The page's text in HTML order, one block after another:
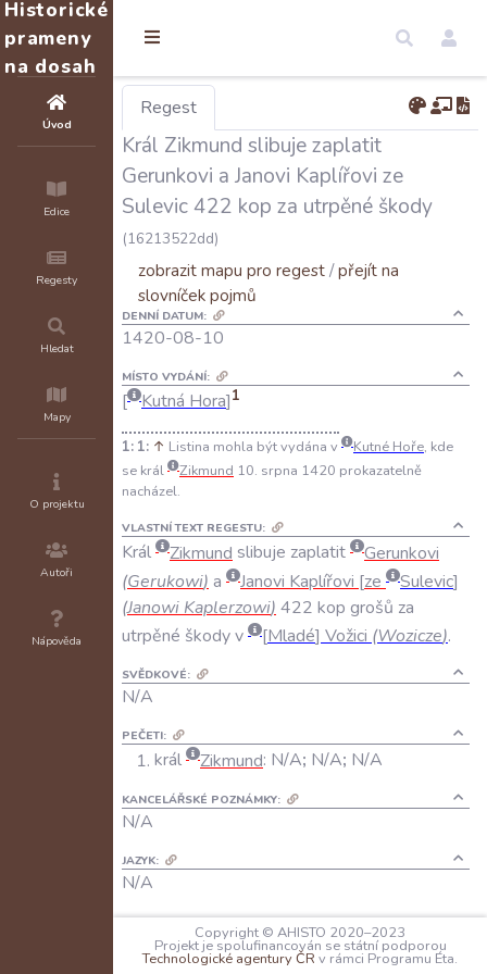
Historické
prameny
na dosah
Úvod
Edice
Regesty
Hledat
Mapy
O projektu
Autoři
Nápověda
Regest
Král Zikmund slibuje zaplatit
Gerunkovi a Janovi Kaplířovi ze
Sulevic 422 kop za utrpěné škody
(16213522dd)
zobrazit mapu pro regest/přejít na
slovníček pojmů
DENNÍ DATUM:
1420-08-10
MÍSTO VYDÁNÍ:
Kutná Hora 1
1: ↑ Listina mohla být vydána v Kutné Hoře, kde
se král
Zikmund 10. srpna 1420 prokazatelně
nacházel.
VLASTNÍ TEXT REGESTU:
Král Zikmund slibuje zaplatit
Gerunkovi
(Gerukowi) a Janovi Kaplířovi ze
Sulevic
(Janowi Kaplerzowi) 422 kop grošů za
utrpěné škodyv Mladé Vožici(Wozicze).
SVĚDKOVÉ:
N/A
PEČETI:
král Zikmund: N/A; N/A; N/A
KANCELÁŘSKÉ POZNÁMKY:
N/A
JAZYK:
N/A
FORMA DOCHOVÁNÍ:
A: N/ACopyright © AHISTO 2020–2023
Projekt je spolufinancován se státní podporou
Technologické agentury ČR v rámci Programu Éta.